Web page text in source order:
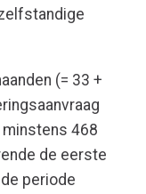
(= 33 +
468
de eerste
periode